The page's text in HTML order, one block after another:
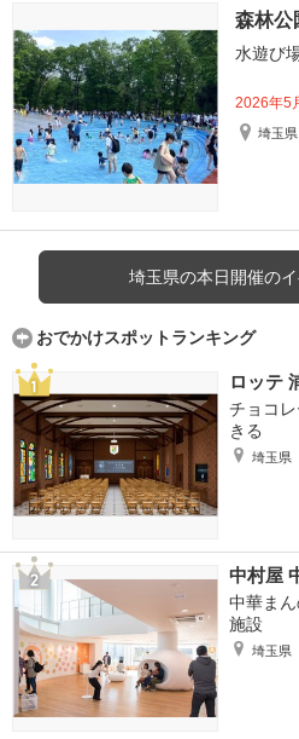
森林
水遊び
2026年5
埼玉県
埼玉県の本日開催の
おでかけスポットランキング
ロッテ
チョコ
きる
埼玉県
中村屋
中華ま
施設
埼玉県